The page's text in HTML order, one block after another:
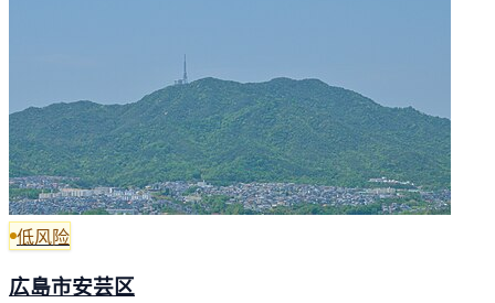
低风险
広島市安芸区